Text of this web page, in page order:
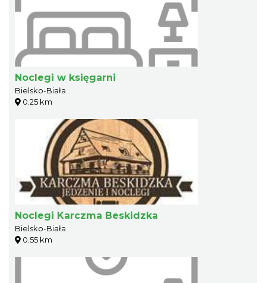
Noclegi w księgarni
Bielsko-Biała
0.25 km
Noclegi Karczma Beskidzka
Bielsko-Biała
0.55 km